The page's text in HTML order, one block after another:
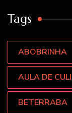
Tags
ABOBRINHA
AULA DE
BETERRABA